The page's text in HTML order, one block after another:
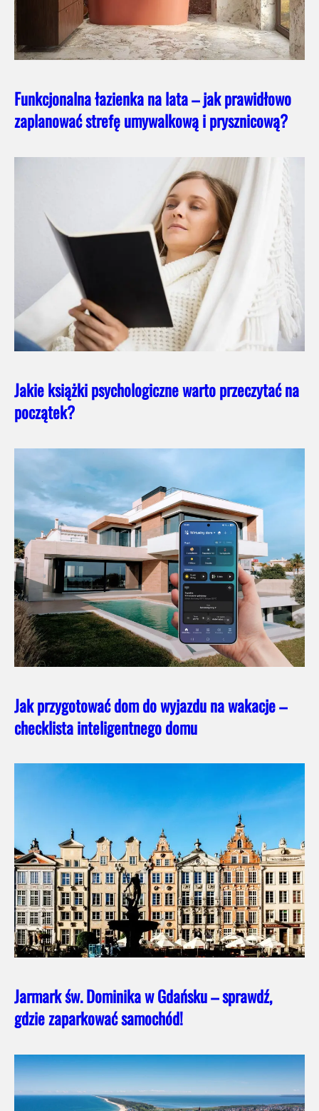
Funkcjonalna łazienka na lata – jak prawidłowo
zaplanować strefę umywalkową i prysznicową?
Jakie książki psychologiczne warto przeczytać na
początek?
Jak przygotować dom do wyjazdu na wakacje –
checklista inteligentnego domu
Jarmark św. Dominika w Gdańsku – sprawdź,
gdzie zaparkować samochód!